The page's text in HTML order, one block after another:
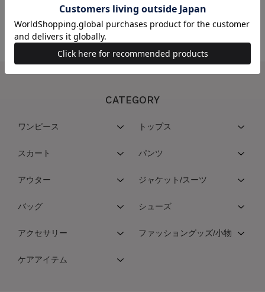
うになります。
CATEGORY
ワンピース トップス
スカート パンツ
アウター ジャケット/スーツ
バッグ シューズ
アクセサリー ファッショングッズ/小物
ケアアイテム